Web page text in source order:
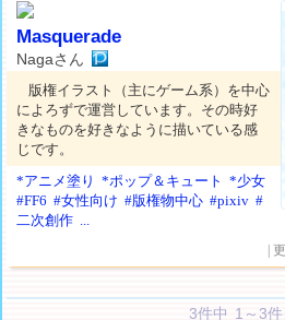
Masquerade
Nagaさん
版権イラスト（主にゲーム系）を中心
によろずで運営しています。その時好
きなものを好きなように描いている感
じです。
*アニメ塗り
*ポップ＆キュート
*少女
#FF6 #女性向け #版権物中心 #pixiv #
二次創作 ...
|
3件中 1～3件